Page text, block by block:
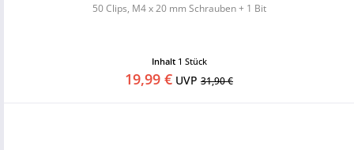
50 Clips, M4 x 20 mm Schrauben + 1 Bit
Inhalt 1 Stück
19,99 € UVP 31,90 €